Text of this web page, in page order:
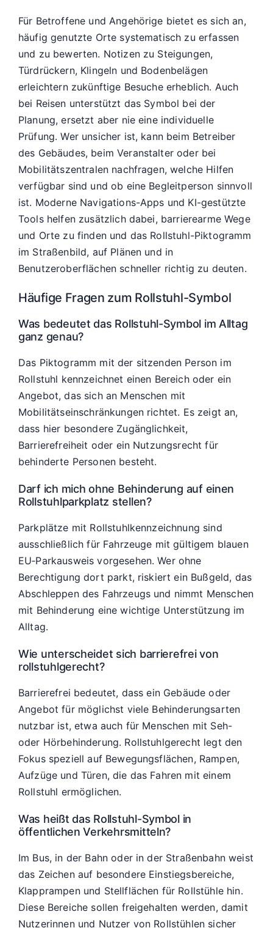
Für Betroffene und Angehörige bietet es sich an,
häufig genutzte Orte systematisch zu erfassen
und zu bewerten. Notizen zu Steigungen,
Türdrückern, Klingeln und Bodenbelägen
erleichtern zukünftige Besuche erheblich. Auch
bei Reisen unterstützt das Symbol bei der
Planung, ersetzt aber nie eine individuelle
Prüfung. Wer unsicher ist, kann beim Betreiber
des Gebäudes, beim Veranstalter oder bei
Mobilitätszentralen nachfragen, welche Hilfen
verfügbar sind und ob eine Begleitperson sinnvoll
ist. Moderne Navigations-Apps und KI-gestützte
Tools helfen zusätzlich dabei, barrierearme Wege
und Orte zu finden und das Rollstuhl-Piktogramm
im Straßenbild, auf Plänen und in
Benutzeroberflächen schneller richtig zu deuten.
Häufige Fragen zum Rollstuhl-Symbol
Was bedeutet das Rollstuhl-Symbol im Alltag
ganz genau?
Das Piktogramm mit der sitzenden Person im
Rollstuhl kennzeichnet einen Bereich oder ein
Angebot, das sich an Menschen mit
Mobilitätseinschränkungen richtet. Es zeigt an,
dass hier besondere Zugänglichkeit,
Barrierefreiheit oder ein Nutzungsrecht für
behinderte Personen besteht.
Darf ich mich ohne Behinderung auf einen
Rollstuhlparkplatz stellen?
Parkplätze mit Rollstuhlkennzeichnung sind
ausschließlich für Fahrzeuge mit gültigem blauen
EU‑Parkausweis vorgesehen. Wer ohne
Berechtigung dort parkt, riskiert ein Bußgeld, das
Abschleppen des Fahrzeugs und nimmt Menschen
mit Behinderung eine wichtige Unterstützung im
Alltag.
Wie unterscheidet sich barrierefrei von
rollstuhlgerecht?
Barrierefrei bedeutet, dass ein Gebäude oder
Angebot für möglichst viele Behinderungsarten
nutzbar ist, etwa auch für Menschen mit Seh-
oder Hörbehinderung. Rollstuhlgerecht legt den
Fokus speziell auf Bewegungsflächen, Rampen,
Aufzüge und Türen, die das Fahren mit einem
Rollstuhl ermöglichen.
Was heißt das Rollstuhl-Symbol in
öffentlichen Verkehrsmitteln?
Im Bus, in der Bahn oder in der Straßenbahn weist
das Zeichen auf besondere Einstiegsbereiche,
Klapprampen und Stellflächen für Rollstühle hin.
Diese Bereiche sollen freigehalten werden, damit
Nutzerinnen und Nutzer von Rollstühlen sicher